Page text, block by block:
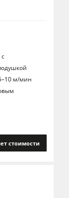
с
м/мин
стоимости